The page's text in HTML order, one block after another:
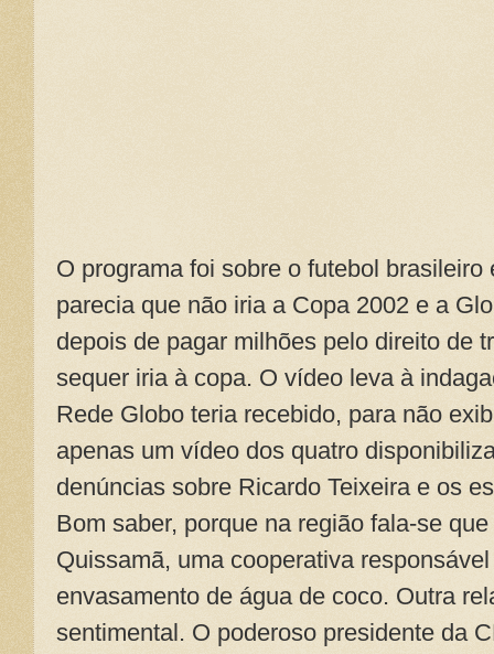
O programa foi sobre o futebol
parecia que não iria a Copa 2002 e a
depois de pagar milhões pelo direito de
sequer iria à copa. O vídeo leva à
Rede Globo teria recebido, para não
apenas um vídeo dos quatro
denúncias sobre Ricardo Teixeira e os
Bom saber, porque na região fala-se
Quissamã, uma cooperativa
envasamento de água de coco. Outra
sentimental. O poderoso presidente da